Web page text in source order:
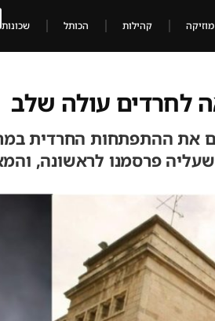
מוזיקה קהילות הכותל שכונות
לחרדים עולה שלב
את ההתפתחות החרדית
פרסמנו לראשונה,